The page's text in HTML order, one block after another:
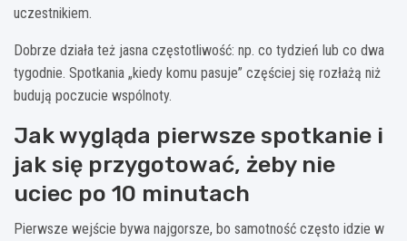
uczestnikiem.
Dobrze działa też jasna częstotliwość: np. co tydzień lub co dwa
tygodnie. Spotkania „kiedy komu pasuje” częściej się rozłażą niż
budują poczucie wspólnoty.
Jak wygląda pierwsze spotkanie i
jak się przygotować, żeby nie
uciec po 10 minutach
Pierwsze wejście bywa najgorsze, bo samotność często idzie w